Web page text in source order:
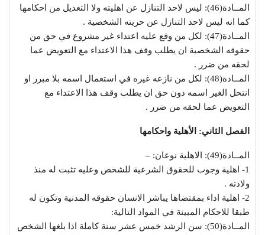
المــادة(46): ليس لاحد التنازل عن اهليته ولا التعديل من احكامها
كما انه ليس لاحد التنازل عن حريته الشخصية .
المــادة(47): لكل من وقع عليه اعتداء غير مشروع في حق من
حقوقه الشخصية ان يطلب وقف هذا الاعتداء مع التعويض عما
لحقه من ضرر .
المــادة(48): لكل من نازعه غيره في استعمال اسمه بلا مبرر او
انتحل الغير اسمه دون حق ان يطلب وقف هذا الاعتداء مع
التعويض عما لحقه من ضرر .
الفصل الثاني: الأهلية واحكامها
المــادة(49): الاهلية نوعان: –
1- اهلية وجوب للحقوق الشرعية للشخص وعليه تثبت له منذ
ولادته .
2- اهلية اداء بمقتضاها يباشر الانسان حقوقه المدنية وتكون له
طبقا للاحكام المبينة في المواد التالية:
المــادة(50): سن الرشد خمس عشر سنة كاملة اذا بلغها الشخص